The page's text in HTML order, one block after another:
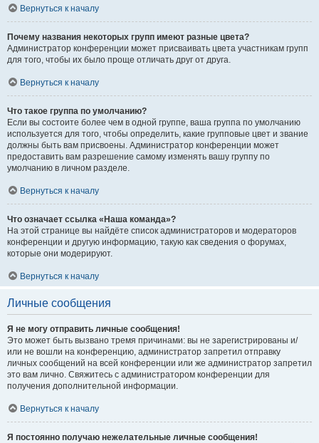
Вернуться к началу
Почему названия некоторых групп имеют разные цвета?
Администратор конференции может присваивать цвета участникам групп
для того, чтобы их было проще отличать друг от друга.
Вернуться к началу
Что такое группа по умолчанию?
Если вы состоите более чем в одной группе, ваша группа по умолчанию
используется для того, чтобы определить, какие групповые цвет и звание
должны быть вам присвоены. Администратор конференции может
предоставить вам разрешение самому изменять вашу группу по
умолчанию в личном разделе.
Вернуться к началу
Что означает ссылка «Наша команда»?
На этой странице вы найдёте список администраторов и модераторов
конференции и другую информацию, такую как сведения о форумах,
которые они модерируют.
Вернуться к началу
Личные сообщения
Я не могу отправить личные сообщения!
Это может быть вызвано тремя причинами: вы не зарегистрированы и/
или не вошли на конференцию, администратор запретил отправку
личных сообщений на всей конференции или же администратор запретил
это вам лично. Свяжитесь с администратором конференции для
получения дополнительной информации.
Вернуться к началу
Я постоянно получаю нежелательные личные сообщения!